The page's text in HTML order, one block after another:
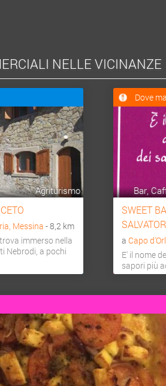
NELLE VICINANZE
Agriturismo
Messina - 8,2 km
immerso nella
Nebrodi, a pochi
Dove
Bar,
SWEET
a Capo
E' il nome
sapori più